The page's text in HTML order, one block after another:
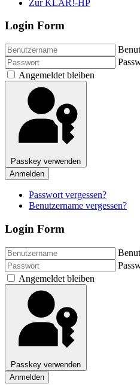
Zur KLAR!-HP
Login Form
Angemeldet bleiben
Passkey verwenden
Anmelden
Passwort vergessen?
Benutzername vergessen?
Login Form
Angemeldet bleiben
Passkey verwenden
Anmelden